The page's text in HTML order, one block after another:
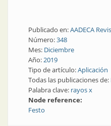
Publicado en:AADECA
Número:348
Mes: Diciembre
Año:2019
Tipo de artículo:Aplicación
Todas las publicaciones de:
Palabra clave: rayos x
Node reference:
Festo